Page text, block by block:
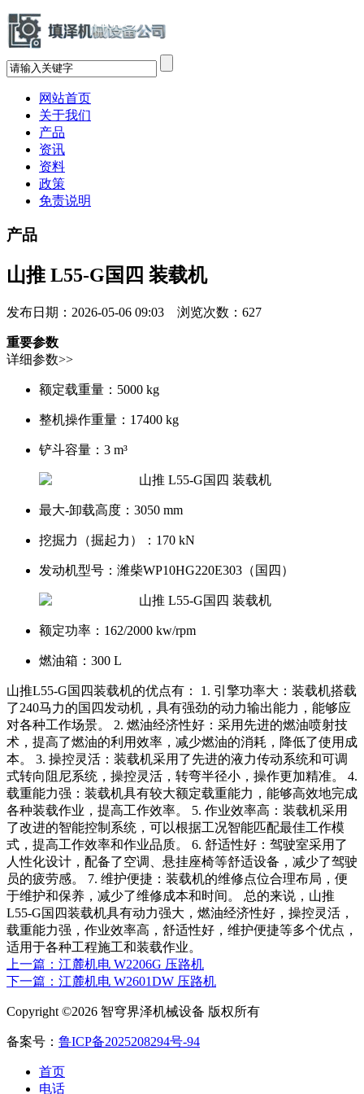
网站首页
关于我们
产品
资讯
资料
政策
免责说明
产品
山推 L55-G国四 装载机
发布日期：2026-05-06 09:03 浏览次数： 627
重要参数
详细参数>>
额定载重量： 5000 kg
整机操作重量： 17400 kg
铲斗容量： 3 m³
最大-卸载高度： 3050 mm
挖掘力（掘起力）： 170 kN
发动机型号： 潍柴WP10HG220E303（国四）
额定功率： 162/2000 kw/rpm
燃油箱： 300 L
山推L55-G国四装载机的优点有： 1. 引擎功率大：装载机搭载
了240马力的国四发动机，具有强劲的动力输出能力，能够应
对各种工作场景。 2. 燃油经济性好：采用先进的燃油喷射技
术，提高了燃油的利用效率，减少燃油的消耗，降低了使用成
本。 3. 操控灵活：装载机采用了先进的液力传动系统和可调
式转向阻尼系统，操控灵活，转弯半径小，操作更加精准。 4.
载重能力强：装载机具有较大额定载重能力，能够高效地完成
各种装载作业，提高工作效率。 5. 作业效率高：装载机采用
了改进的智能控制系统，可以根据工况智能匹配最佳工作模
式，提高工作效率和作业品质。 6. 舒适性好：驾驶室采用了
人性化设计，配备了空调、悬挂座椅等舒适设备，减少了驾驶
员的疲劳感。 7. 维护便捷：装载机的维修点位合理布局，便
于维护和保养，减少了维修成本和时间。 总的来说，山推
L55-G国四装载机具有动力强大，燃油经济性好，操控灵活，
载重能力强，作业效率高，舒适性好，维护便捷等多个优点，
适用于各种工程施工和装载作业。
上一篇：江麓机电 W2206G 压路机
下一篇：江麓机电 W2601DW 压路机
Copyright ©2026 智穹界泽机械设备 版权所有
备案号： 鲁ICP备2025208294号-94
首页
电话